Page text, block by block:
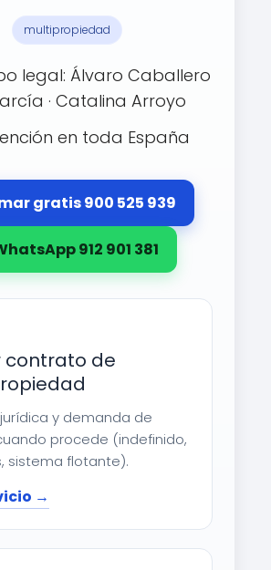
multipropiedad
legal: Álvaro Caballero
· Catalina Arroyo
en toda España
gratis 900 525 939
912 901 381
contrato de
y demanda de
procede (indefinido,
sistema flotante).
→